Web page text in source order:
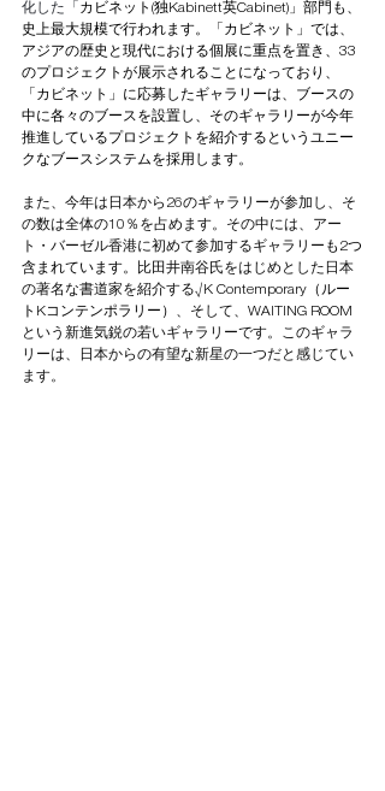
化した「 カビネット(独Kabinett英Cabinet)」部門も、
史上最大規模で行われます。「カビネット」では、
アジアの歴史と現代における個展に重点を置き、33
のプロジェクトが展示されることになっており、
「カビネット」に応募したギャラリーは、ブースの
中に各々のブースを設置し、そのギャラリーが今年
推進しているプロジェクトを紹介するというユニー
クなブースシステムを採用します。
また、今年は日本から26のギャラリーが参加し、そ
の数は全体の10％を占めます。その中には、アー
ト・バーゼル香港に初めて参加するギャラリー も2つ
含まれています。
比田井南谷氏をはじめとした日本
の著名な書道家を紹介する√K Contemporary（ルー
トKコンテンポラリー）
、そして、 WAITING ROOM
という新進気鋭の若いギャラリーです。このギャラ
リーは、日本からの有望な新星の一つだと感じてい
ます。